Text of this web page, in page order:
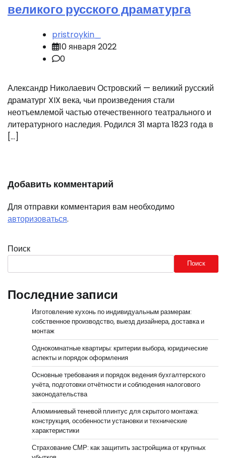
великого русского драматурга
pristroykin_
10 января 2022
0
Александр Николаевич Островский — великий русский
драматург XIX века, чьи произведения стали
неотъемлемой частью отечественного театрального и
литературного наследия. Родился 31 марта 1823 года в
[…]
Добавить комментарий
Для отправки комментария вам необходимо
авторизоваться.
Поиск
Поиск
Последние записи
Изготовление кухонь по индивидуальным размерам:
собственное производство, выезд дизайнера, доставка и
монтаж
Однокомнатные квартиры: критерии выбора, юридические
аспекты и порядок оформления
Основные требования и порядок ведения бухгалтерского
учёта, подготовки отчётности и соблюдения налогового
законодательства
Алюминиевый теневой плинтус для скрытого монтажа:
конструкция, особенности установки и технические
характеристики
Страхование СМР: как защитить застройщика от крупных